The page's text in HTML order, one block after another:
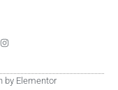
by Elementor